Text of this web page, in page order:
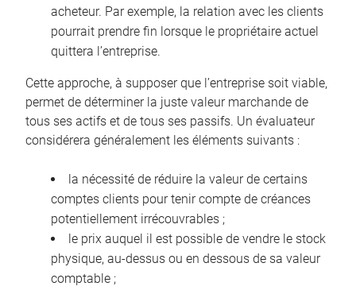
acheteur. Par exemple, la relation avec les clients
pourrait prendre fin lorsque le propriétaire actuel
quittera l’entreprise.
Cette approche, à supposer que l’entreprise soit viable,
permet de déterminer la juste valeur marchande de
tous ses actifs et de tous ses passifs. Un évaluateur
considérera généralement les éléments suivants :
la nécessité de réduire la valeur de certains
comptes clients pour tenir compte de créances
potentiellement irrécouvrables ;
le prix auquel il est possible de vendre le stock
physique, au-dessus ou en dessous de sa valeur
comptable ;